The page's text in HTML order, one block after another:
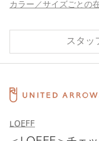
カラー／サイズごとの
スタッ
LOEFF